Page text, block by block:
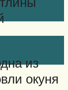
из
окуня